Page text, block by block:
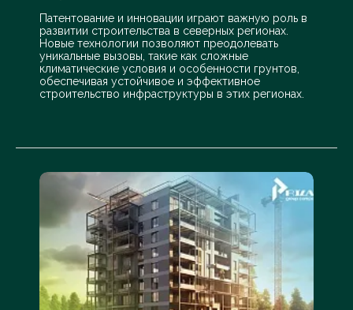
Патентование и инновации играют важную роль в
развитии строительства в северных регионах.
Новые технологии позволяют преодолевать
уникальные вызовы, такие как сложные
климатические условия и особенности грунтов,
обеспечивая устойчивое и эффективное
строительство инфраструктуры в этих регионах.